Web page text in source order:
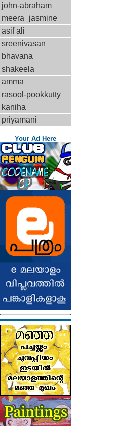
john-abraham
meera_jasmine
asif ali
sreenivasan
bhavana
shakeela
amma
rasool-pookkutty
kaniha
priyamani
Your Ad Here